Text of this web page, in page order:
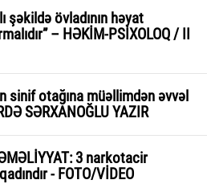
şəkildə övladının həyat
– HƏKİM-PSİXOLOQ / II
sinif otağına müəllimdən əvvəl
SƏRXANOĞLU YAZIR
3 narkotacir
- FOTO/VİDEO